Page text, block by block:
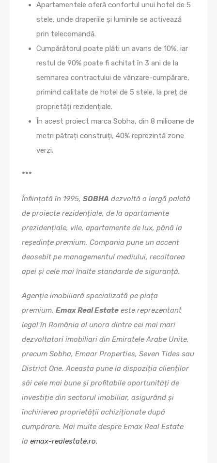
Apartamentele oferă confortul unui hotel de 5
stele, unde draperiile și luminile se activează
prin telecomandă.
Cumpărătorul poate plăti un avans de 10%, iar
restul de 90% poate fi achitat în 3 ani de la
semnarea contractului de vânzare-cumpărare,
primind calitate de hotel de 5 stele, la preț de
proprietăți rezidențiale.
În acest proiect marca Sobha, din 8 milioane de
metri pătrați construiți, 40% reprezintă zone
verzi.
***
Înființată în 1995, SOBHA dezvoltă o largă paletă
de proiecte rezidențiale, de la apartamente
prezidențiale, vile, apartamente de lux, până la
reședințe premium. Compania pune un accent
deosebit pe managementul mediului, recoltarea
apei și cele mai înalte standarde de siguranță.
Agenție imobiliară specializată pe piața
premium, Emax Real Estate este reprezentant
legal în România al unora dintre cei mai mari
dezvoltatori imobiliari din Emiratele Arabe Unite,
precum Sobha, Emaar Properties, Seven Tides sau
District One. Aceasta pune la dispoziția clienților
săi cele mai bune și profitabile oportunități de
investiție din sectorul imobiliar, asigurând și
închirierea proprietății achiziționate după
cumpărare. Mai multe despre Emax Real Estate
la emax-realestate.ro.